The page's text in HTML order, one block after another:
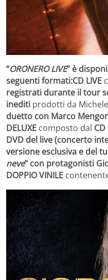
“ORONERO LIVE” è
seguenti formati:CD LIVE
registrati durante il tour
inediti prodotti da
duetto con Marco
DELUXE composto dal CD
DVD del live (concerto
versione esclusiva e del
neve” con protagonisti
DOPPIO VINILE